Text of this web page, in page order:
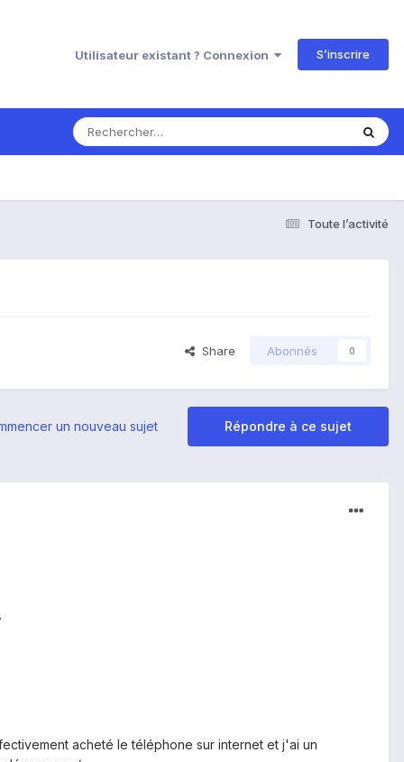
Utilisateur existant ? Connexion S’inscrire
Toute l’activité
Share Abonnés 0
Répondre à ce sujet
un nouveau sujet
acheté le téléphone sur internet et j'ai un